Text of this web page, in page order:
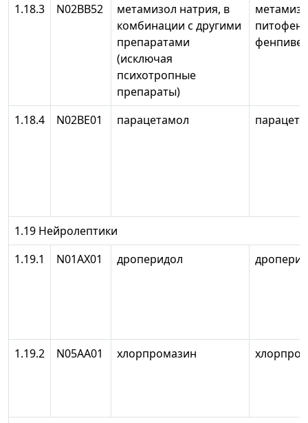
1.18.3 N02BB52
метамизол натрия, в
комбинации с другими
препаратами
(исключая
психотропные
препараты)
1.18.4 N02BE01 парацетамол
1.19 Нейролептики
1.19.1
N01AX01 дроперидол
1.19.2 N05AA01 хлорпромазин